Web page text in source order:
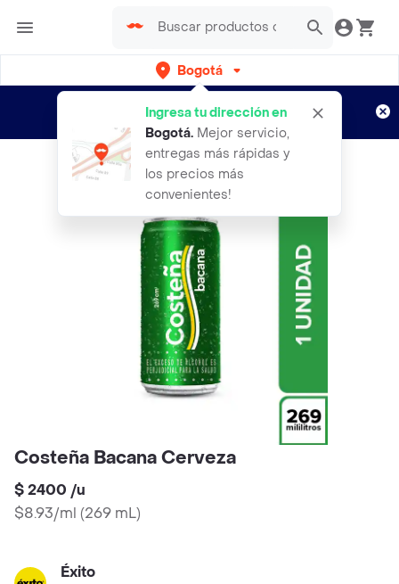
Bogotá
Ingresa tu dirección en
Bogotá. Mejor servicio,
entregas más rápidas y
los precios más
convenientes!
envíos gratis por semanas
Aplican TyC
Costeña Bacana Cerveza
$ 2400 /u
$8.93/ml (269 mL)
Éxito